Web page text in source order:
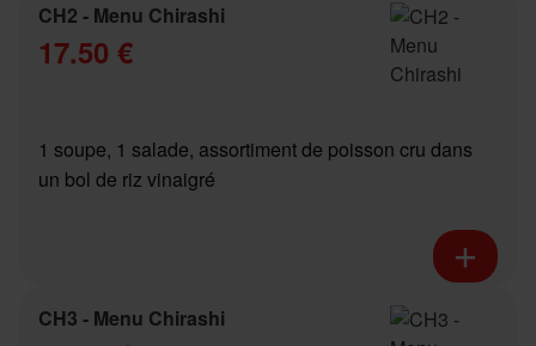
CH2 - Menu Chirashi
17.50 €
1 soupe, 1 salade, assortiment de poisson cru dans
un bol de riz vinaigré
CH3 - Menu Chirashi